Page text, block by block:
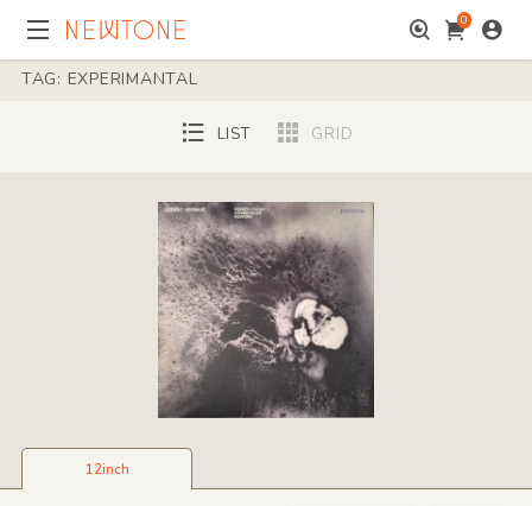
0
TAG: EXPERIMANTAL
LIST GRID
12inch